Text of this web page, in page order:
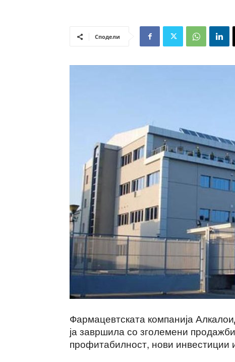
Сподели
Фармацевтската компанија
ја завршила со зголемени
профитабилност, нови инвестиции